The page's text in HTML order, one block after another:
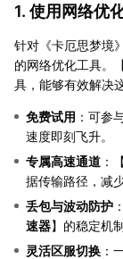
1. 使用网络优
针对《卡厄思梦境
的网络优化工具。
具，能够有效解决
免费试用 ：可参
速度即刻飞升。
专属高速通道 ：【
据传输路径，减
丢包与波动防护
速器】的稳定机
灵活区服切换 ：